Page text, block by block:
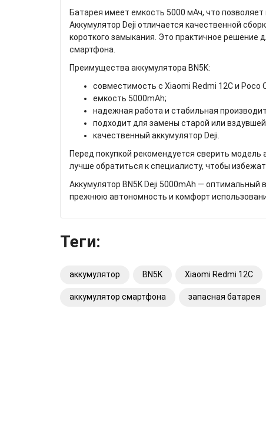
Батарея имеет емкость 5000 мАч, что
Аккумулятор Deji отличается качественной
короткого замыкания. Это практичное решение
смартфона.
Преимущества аккумулятора BN5K:
совместимость с Xiaomi Redmi 12C и Poco
емкость 5000mAh;
надежная работа и стабильная
подходит для замены старой или
качественный аккумулятор Deji.
Перед покупкой рекомендуется сверить
лучше обратиться к специалисту, чтобы
Аккумулятор BN5K Deji 5000mAh — оптимальный
прежнюю автономность и комфорт
Теги:
аккумулятор BN5K Xiaomi Redmi 12C
аккумулятор смартфона запасная батарея